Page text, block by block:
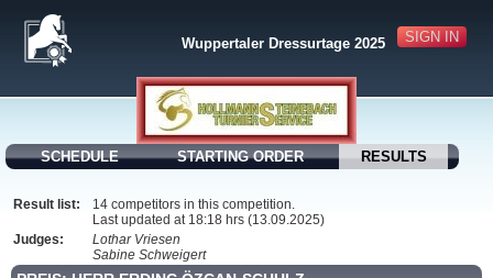
SIGN IN
Wuppertaler Dressurtage 2025
SCHEDULE STARTING ORDER RESULTS
Result list:
14 competitors in this competition.
Last updated at 18:18 hrs (13.09.2025)
Judges:
Lothar Vriesen
Sabine Schweigert